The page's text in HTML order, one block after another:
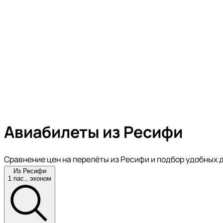
Авиабилеты из Ресифи
Сравнение цен на перелёты из Ресифи и подбор удобных
Из Ресифи
1 пас., эконом